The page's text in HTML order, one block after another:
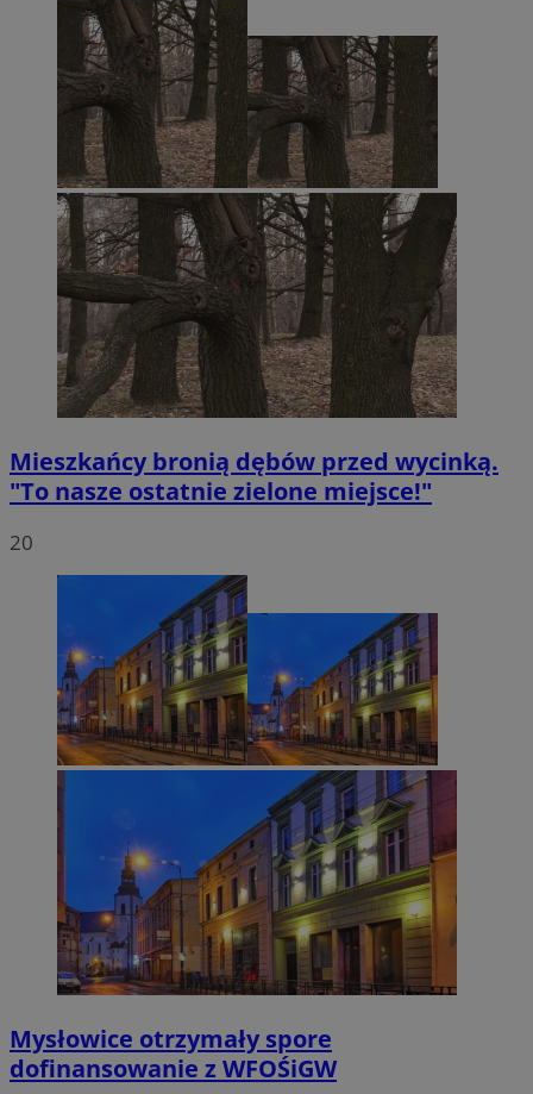
Mieszkańcy bronią dębów przed wycinką.
"To nasze ostatnie zielone miejsce!"
20
Mysłowice otrzymały spore
dofinansowanie z WFOŚiGW